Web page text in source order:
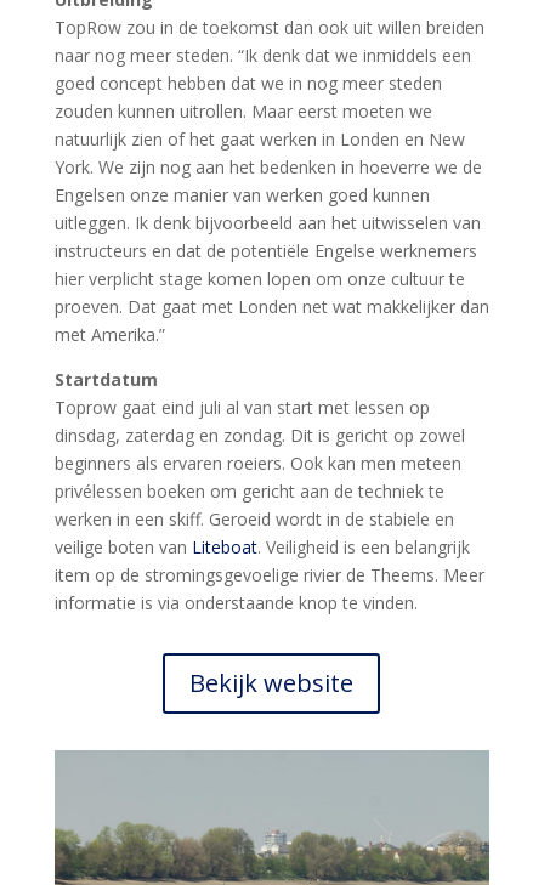
TopRow zou in de toekomst dan ook uit willen breiden
naar nog meer steden. “Ik denk dat we inmiddels een
goed concept hebben dat we in nog meer steden
zouden kunnen uitrollen. Maar eerst moeten we
natuurlijk zien of het gaat werken in Londen en New
York. We zijn nog aan het bedenken in hoeverre we de
Engelsen onze manier van werken goed kunnen
uitleggen. Ik denk bijvoorbeeld aan het uitwisselen van
instructeurs en dat de potentiële Engelse werknemers
hier verplicht stage komen lopen om onze cultuur te
proeven. Dat gaat met Londen net wat makkelijker dan
met Amerika.”
Startdatum
Toprow gaat eind juli al van start met lessen op
dinsdag, zaterdag en zondag. Dit is gericht op zowel
beginners als ervaren roeiers. Ook kan men meteen
privélessen boeken om gericht aan de techniek te
werken in een skiff. Geroeid wordt in de stabiele en
veilige boten van Liteboat. Veiligheid is een belangrijk
item op de stromingsgevoelige rivier de Theems. Meer
informatie is via onderstaande knop te vinden.
Bekijk website